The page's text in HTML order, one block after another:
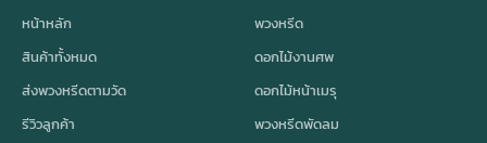
หน้าหลัก
สินค้าทั้งหมด
ส่งพวงหรีดตามวัด
รีวิวลูกค้า
พวงหรีด
ดอกไม้งานศพ
ดอกไม้หน้าเมรุ
พวงหรีดพัดลม